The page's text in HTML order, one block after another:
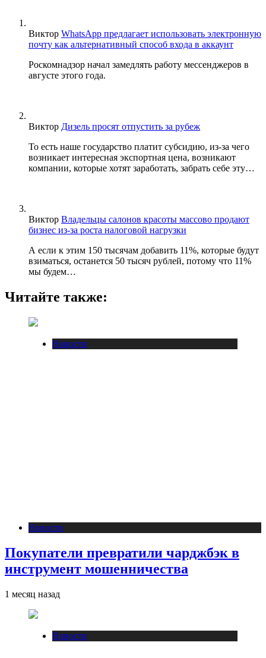
Виктор WhatsApp предлагает использовать электронную
почту как альтернативный способ входа в аккаунт
Роскомнадзор начал замедлять работу мессенджеров в
августе этого года.
Виктор Дизель просят отпустить за рубеж
То есть наше государство платит субсидию, из-за чего
возникает интересная экспортная цена, возникают
компании, которые хотят заработать, забрать себе эту…
Виктор Владельцы салонов красоты массово продают
бизнес из-за роста налоговой нагрузки
А если к этим 150 тысячам добавить 11%, которые будут
взиматься, останется 50 тысяч рублей, потому что 11%
мы будем…
Читайте также:
Новости
Новости
Покупатели превратили чарджбэк в
инструмент мошенничества
1 месяц назад
Новости